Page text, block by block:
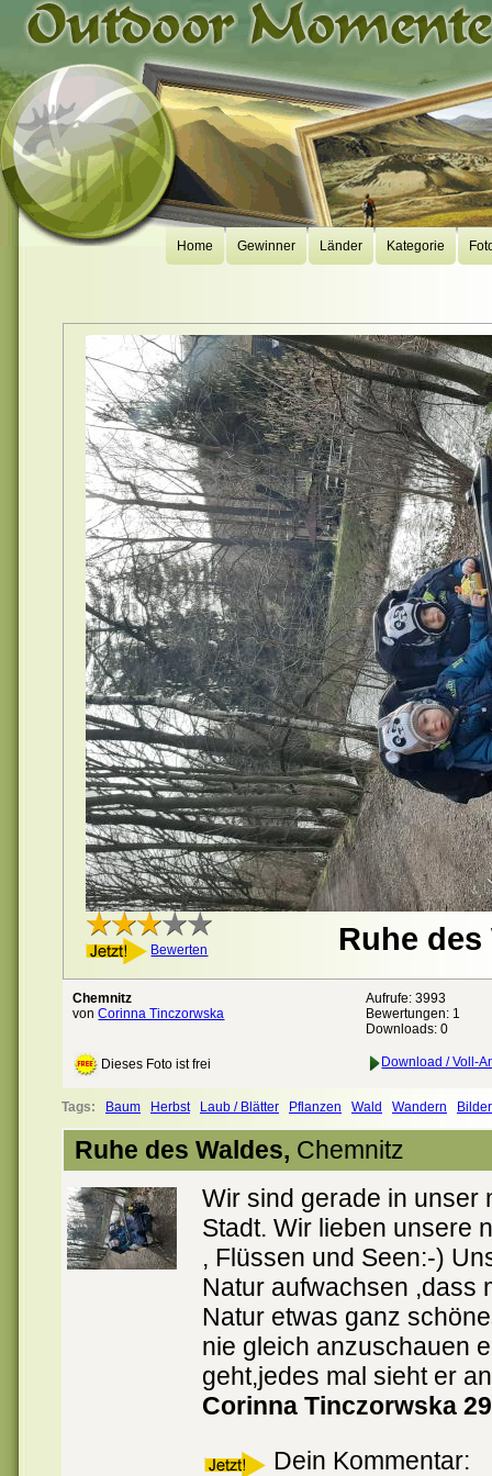
Home Gewinner Länder Kategorie
Bewerten Ruhe des
Chemnitz
vonCorinna Tinczorwska
Aufrufe: 3993
Bewertungen: 1
Downloads: 0
Dieses Foto ist frei Download / Voll-
Tags: Baum Herbst Laub / Blätter Pflanzen Wald Wandern
Ruhe des Waldes, Chemnitz
Wir sind gerade in unser
Stadt. Wir lieben unsere
, Flüssen und Seen:-)
Natur aufwachsen ,dass
Natur etwas ganz
nie gleich anzuschauen
geht,jedes mal sieht er
Corinna Tinczorwska
Dein Kommentar: